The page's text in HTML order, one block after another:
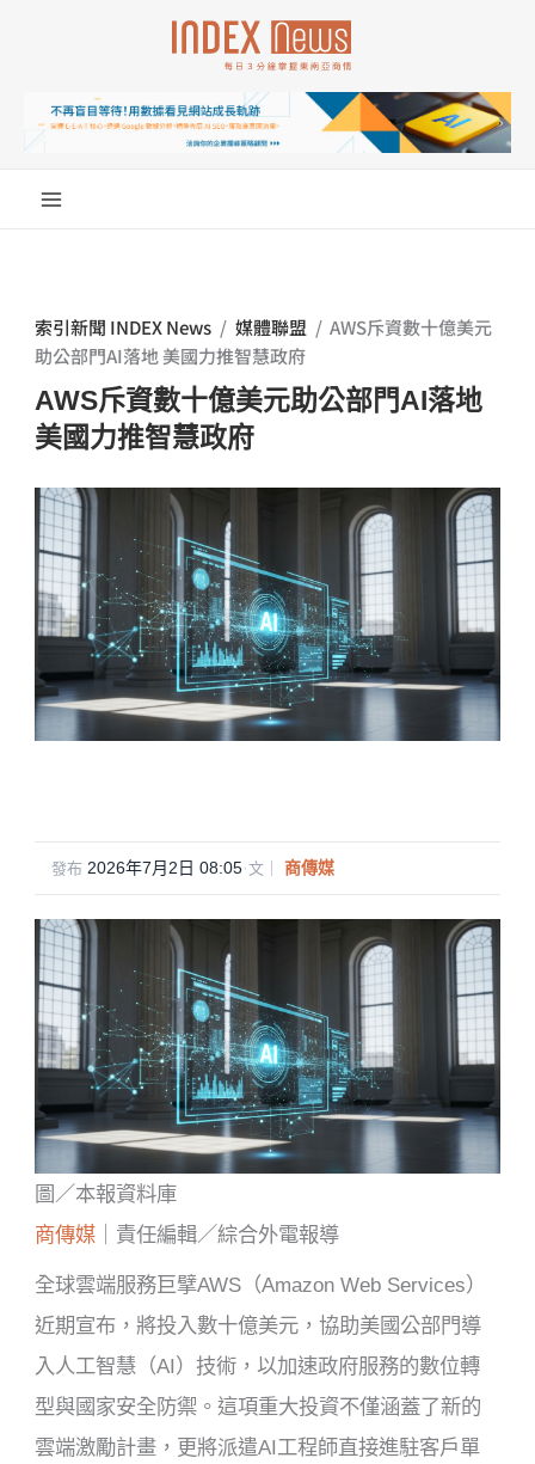
索引新聞 INDEX News / 媒體聯盟 / AWS斥資數十億美元
助公部門AI落地 美國力推智慧政府
AWS斥資數十億美元助公部門AI落地
美國力推智慧政府
發布 2026年7月2日 08:05·文｜ 商傳媒
圖／本報資料庫
商傳媒 ｜責任編輯／綜合外電報導
全球雲端服務巨擘AWS（Amazon Web Services）
近期宣布，將投入數十億美元，協助美國公部門導
入人工智慧（AI）技術，以加速政府服務的數位轉
型與國家安全防禦。這項重大投資不僅涵蓋了新的
雲端激勵計畫，更將派遣AI工程師直接進駐客戶單